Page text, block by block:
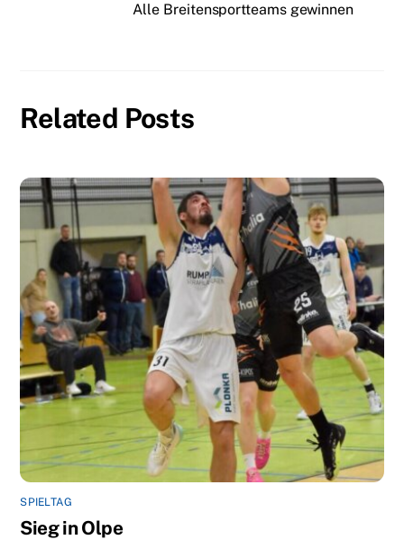
Alle Breitensportteams gewinnen
Related Posts
SPIELTAG
Sieg in Olpe